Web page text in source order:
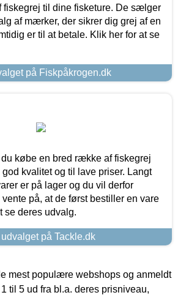
fiskegrej til dine fisketure. De sælger
af mærker, der sikrer dig grej af en
er til at betale. Klik her for at se
på Fiskpåkrogen.dk
købe en bred række af fiskegrej
kvalitet og til lave priser. Langt
er på lager og du vil derfor
på, at de først bestiller en vare
se deres udvalg.
på Tackle.dk
mest populære webshops og anmeldt
til 5 ud fra bl.a. deres prisniveau,